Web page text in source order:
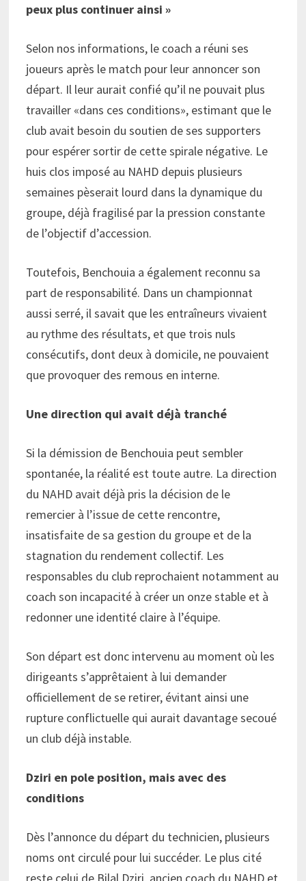
peux plus continuer ainsi »
Selon nos informations, le coach a réuni ses
joueurs après le match pour leur annoncer son
départ. Il leur aurait confié qu’il ne pouvait plus
travailler «dans ces conditions», estimant que le
club avait besoin du soutien de ses supporters
pour espérer sortir de cette spirale négative. Le
huis clos imposé au NAHD depuis plusieurs
semaines pèserait lourd dans la dynamique du
groupe, déjà fragilisé par la pression constante
de l’objectif d’accession.
Toutefois, Benchouia a également reconnu sa
part de responsabilité. Dans un championnat
aussi serré, il savait que les entraîneurs vivaient
au rythme des résultats, et que trois nuls
consécutifs, dont deux à domicile, ne pouvaient
que provoquer des remous en interne.
Une direction qui avait déjà tranché
Si la démission de Benchouia peut sembler
spontanée, la réalité est toute autre. La direction
du NAHD avait déjà pris la décision de le
remercier à l’issue de cette rencontre,
insatisfaite de sa gestion du groupe et de la
stagnation du rendement collectif. Les
responsables du club reprochaient notamment au
coach son incapacité à créer un onze stable et à
redonner une identité claire à l’équipe.
Son départ est donc intervenu au moment où les
dirigeants s’apprêtaient à lui demander
officiellement de se retirer, évitant ainsi une
rupture conflictuelle qui aurait davantage secoué
un club déjà instable.
Dziri en pole position, mais avec des
conditions
Dès l’annonce du départ du technicien, plusieurs
noms ont circulé pour lui succéder. Le plus cité